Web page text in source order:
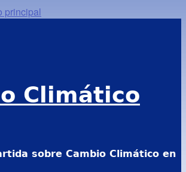
principal
Climático
sobre Cambio Climático en